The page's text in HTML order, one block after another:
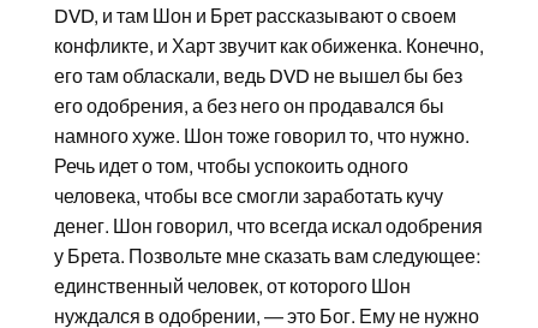
DVD, и там Шон и Брет рассказывают о своем
конфликте, и Харт звучит как обиженка. Конечно,
его там обласкали, ведь DVD не вышел бы без
его одобрения, а без него он продавался бы
намного хуже. Шон тоже говорил то, что нужно.
Речь идет о том, чтобы успокоить одного
человека, чтобы все смогли заработать кучу
денег. Шон говорил, что всегда искал одобрения
у Брета. Позвольте мне сказать вам следующее:
единственный человек, от которого Шон
нуждался в одобрении, — это Бог. Ему не нужно